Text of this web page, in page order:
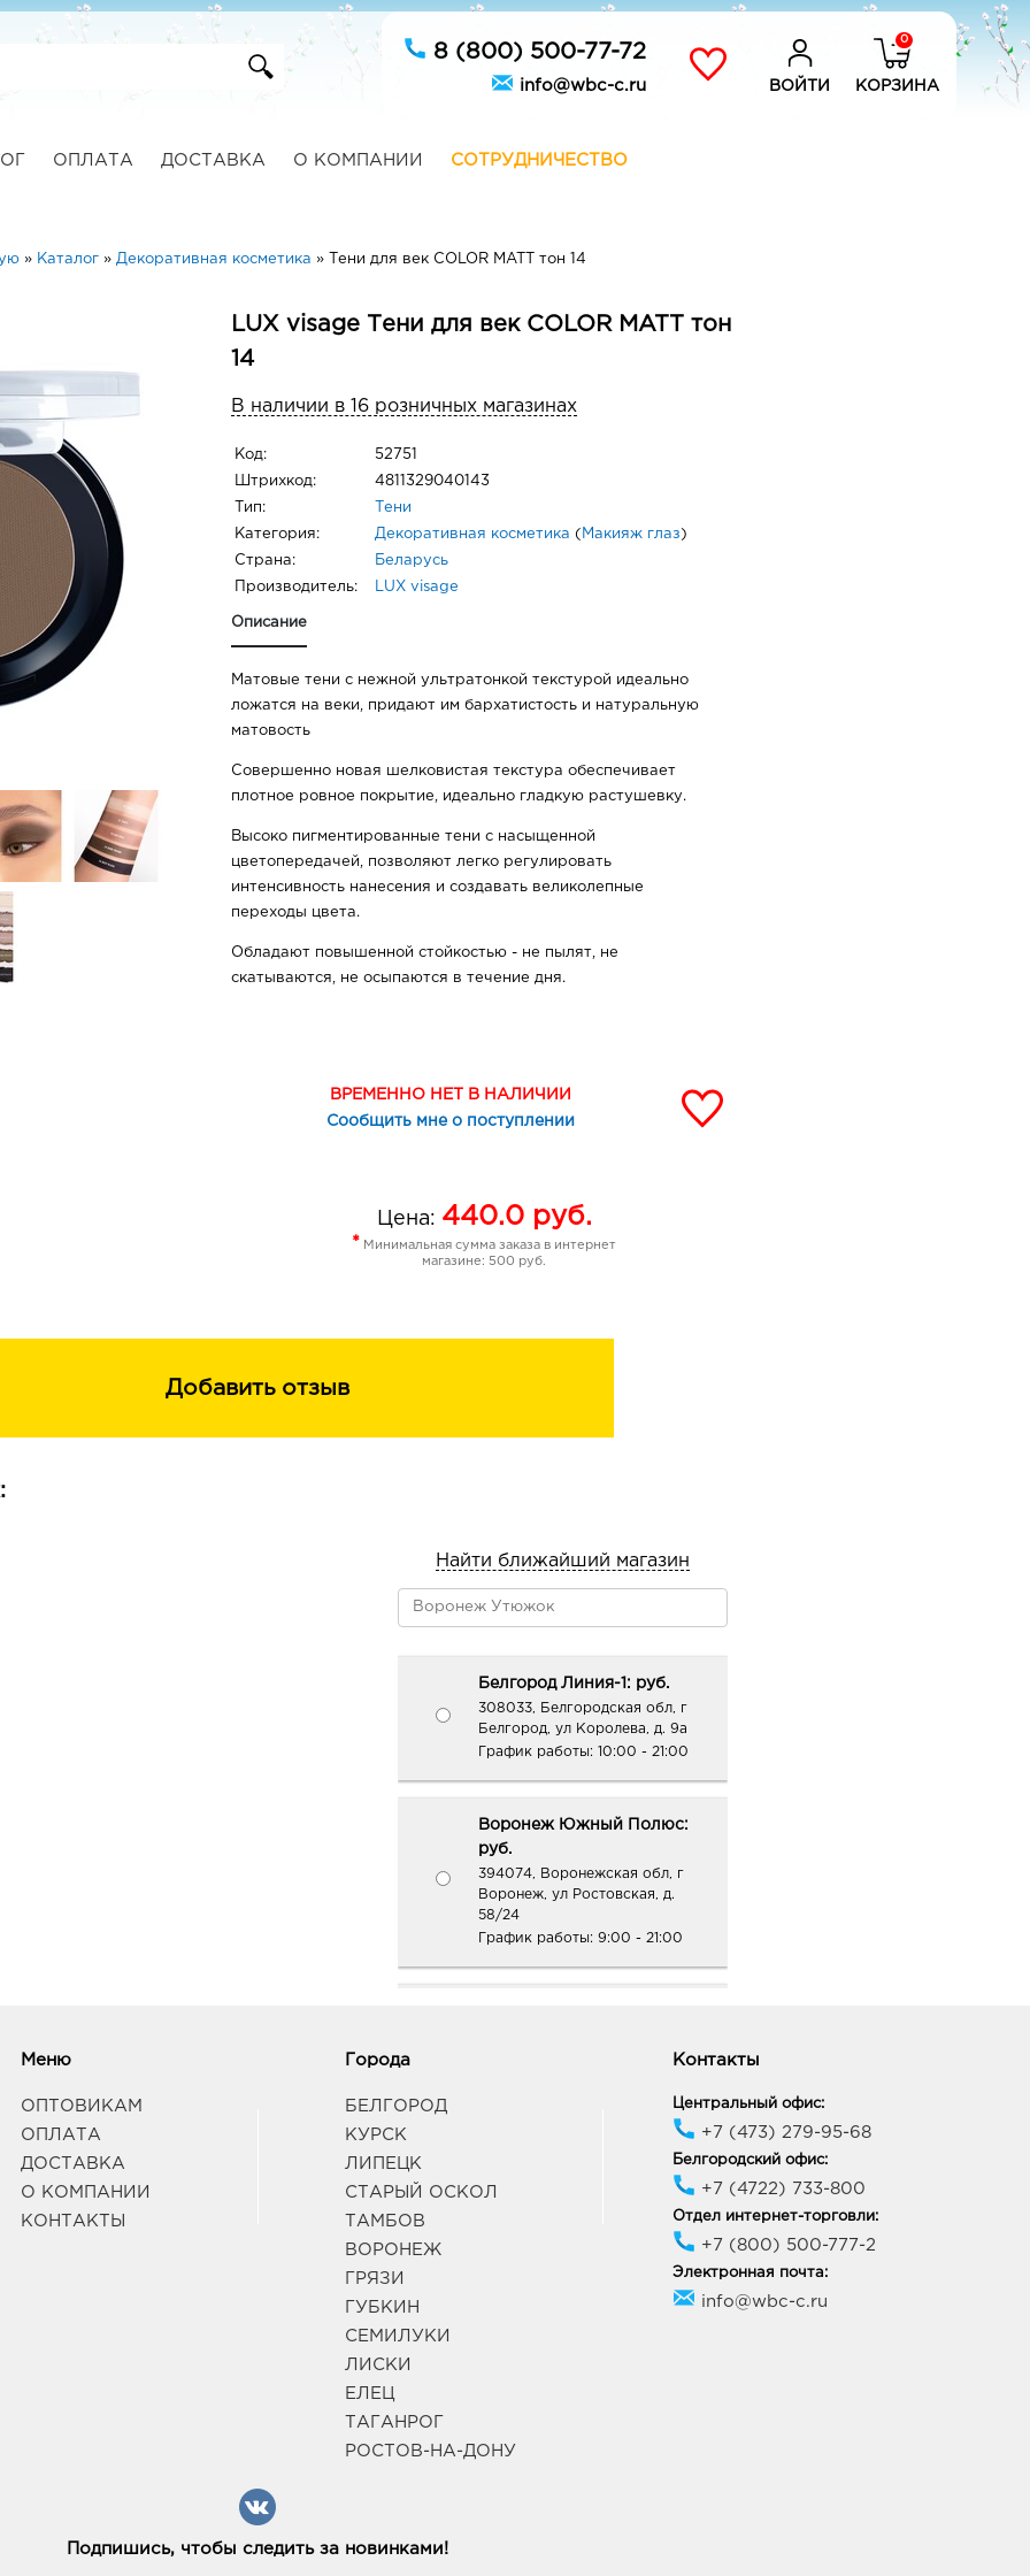
8 (800) 500-77-72
info@wbc-c.ru ВОЙТИ
0
КОРЗИНА
ОПЛАТА ДОСТАВКА О КОМПАНИИ СОТРУДНИЧЕСТВО
» Каталог » Декоративная косметика » Тени для век COLOR MATT тон 14
LUX visage Тени для век COLOR MATT тон
14
В наличии в 16 розничных магазинах
Код: 52751
Штрихкод: 4811329040143
Тип: Тени
Категория: Декоративная косметика ( Макияж глаз )
Страна: Беларусь
Производитель: LUX visage
Описание
Матовые тени с нежной ультратонкой текстурой идеально
ложатся на веки, придают им бархатистость и натуральную
матовость
Совершенно новая шелковистая текстура обеспечивает
плотное ровное покрытие, идеально гладкую растушевку.
Высоко пигментированные тени с насыщенной
цветопередачей, позволяют легко регулировать
интенсивность нанесения и создавать великолепные
переходы цвета.
Обладают повышенной стойкостью - не пылят, не
скатываются, не осыпаются в течение дня.
ПРЕИМУЩЕСТВА
повышенная стойкость
ВРЕМЕННО НЕТ В НАЛИЧИИ
Сообщить мне о поступлении
Цена: 440.0руб.
* Минимальная сумма заказа в интернет
магазине: 500 руб.
Добавить отзыв
Найти ближайший магазин
Белгород Линия-1: руб.
308033, Белгородская обл, г
Белгород, ул Королева, д. 9а
График работы: 10:00 - 21:00
Воронеж Южный Полюс:
руб.
394074, Воронежская обл, г
Воронеж, ул Ростовская, д.
58/24
График работы: 9:00 - 21:00
Воронеж, ул Шишкова, д. 72
Воронеж Атмосфера: руб.
394018, Воронежская обл, г
Воронеж, ул Фридриха
10:00 - 21:00
Воронеж Подземный
Меню
ОПТОВИКАМ
ОПЛАТА
ДОСТАВКА
О КОМПАНИИ
КОНТАКТЫ
Города
БЕЛГОРОД
КУРСК
ЛИПЕЦК
СТАРЫЙ ОСКОЛ
ТАМБОВ
ВОРОНЕЖ
ГРЯЗИ
ГУБКИН
СЕМИЛУКИ
ЛИСКИ
ЕЛЕЦ
ТАГАНРОГ
РОСТОВ-НА-ДОНУ
Контакты
Центральный офис:
+7 (473) 279-95-68
Белгородский офис:
+7 (4722) 733-800
Отдел интернет-торговли:
+7 (800) 500-777-2
Электронная почта:
info@wbc-c.ru
Подпишись, чтобы следить за новинками!